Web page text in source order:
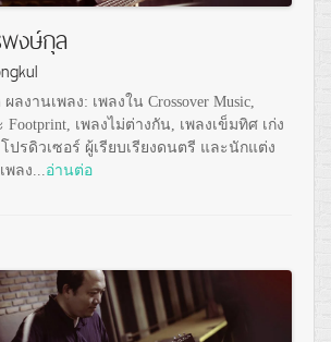
งษ์กุล
ลงานเพลง: เพลงใน Crossover Music,
Footprint, เพลงไม่ต่างกัน, เพลงเข็มทิศ เก่ง
ปรดิวเซอร์ ผู้เรียบเรียงดนตรี และนักแต่ง
พลง...อ่านต่อ